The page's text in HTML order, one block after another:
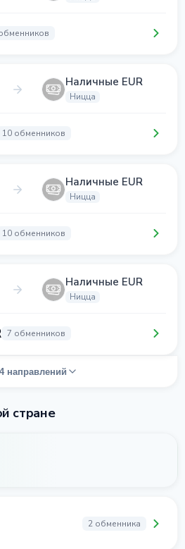
Наличные EUR
Ницца
10 обменников
Наличные EUR
Ницца
10 обменников
Наличные EUR
Ницца
7 обменников
направлений
стране
2 обменника